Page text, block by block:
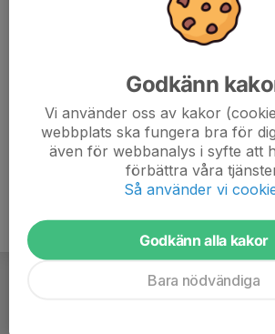
Godkänn
Vi använder oss av kakor
webbplats ska fungera bra för
även för webbanalys i syfte att
förbättra våra
Så använder vi
Godkänn alla kakor
Bara nödvändiga